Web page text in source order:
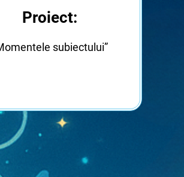
Proiect:
subiectului”